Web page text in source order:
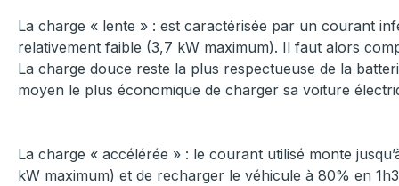
La charge « lente » : est caractérisée par un courant
relativement faible (3,7 kW maximum). Il faut alors
La charge douce reste la plus respectueuse de la
moyen le plus économique de charger sa voiture
La charge « accélérée » : le courant utilisé monte
kW maximum) et de recharger le véhicule à 80% en